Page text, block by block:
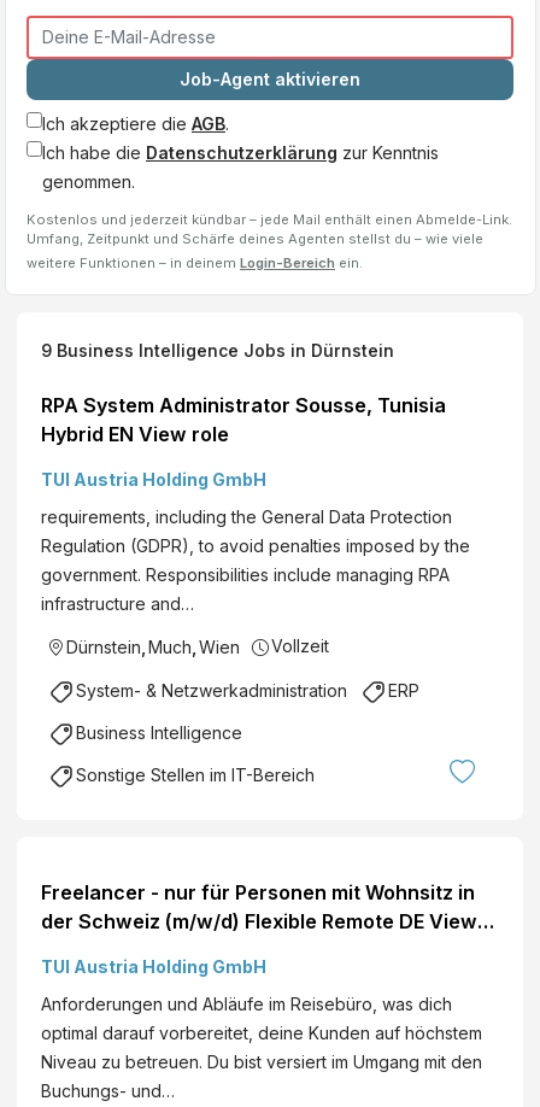
Job-Agent aktivieren
Ich akzeptiere die AGB.
Ich habe die Datenschutzerklärung zur Kenntnis
genommen.
Kostenlos und jederzeit kündbar – jede Mail enthält einen Abmelde-Link.
Umfang, Zeitpunkt und Schärfe deines Agenten stellst du – wie viele
weitere Funktionen – in deinem Login-Bereich ein.
9 Business Intelligence Jobs in Dürnstein
RPA System Administrator Sousse, Tunisia
Hybrid EN View role
TUI Austria Holding GmbH
requirements, including the General Data Protection
Regulation (GDPR), to avoid penalties imposed by the
government. Responsibilities include managing RPA
infrastructure and…
Dürnstein Much Wien Vollzeit
System- & Netzwerkadministration ERP
Business Intelligence
Sonstige Stellen im IT-Bereich
Freelancer - nur für Personen mit Wohnsitz in
der Schweiz (m/w/d) Flexible Remote DE View
TUI Austria Holding GmbH
Anforderungen und Abläufe im Reisebüro, was dich
optimal darauf vorbereitet, deine Kunden auf höchstem
Niveau zu betreuen. Du bist versiert im Umgang mit den
Buchungs- und…